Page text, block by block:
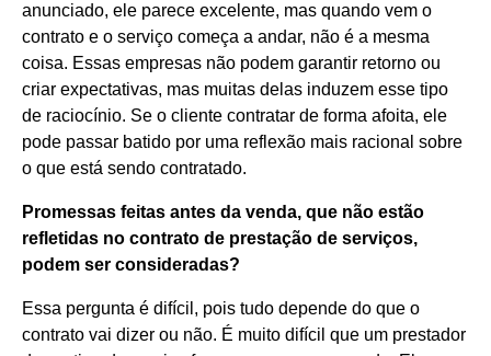
anunciado, ele parece excelente, mas quando vem o
contrato e o serviço começa a andar, não é a mesma
coisa. Essas empresas não podem garantir retorno ou
criar expectativas, mas muitas delas induzem esse tipo
de raciocínio. Se o cliente contratar de forma afoita, ele
pode passar batido por uma reflexão mais racional sobre
o que está sendo contratado.
Promessas feitas antes da venda, que não estão
refletidas no contrato de prestação de serviços,
podem ser consideradas?
Essa pergunta é difícil, pois tudo depende do que o
contrato vai dizer ou não. É muito difícil que um prestador